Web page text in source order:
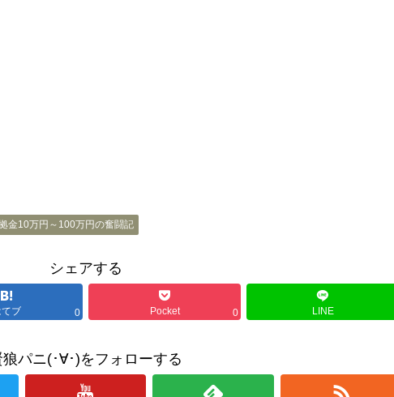
金10万円～100万円の奮闘記
シェアする
ブ 0 Pocket 0 LINE
狼パニ(･∀･)をフォローする